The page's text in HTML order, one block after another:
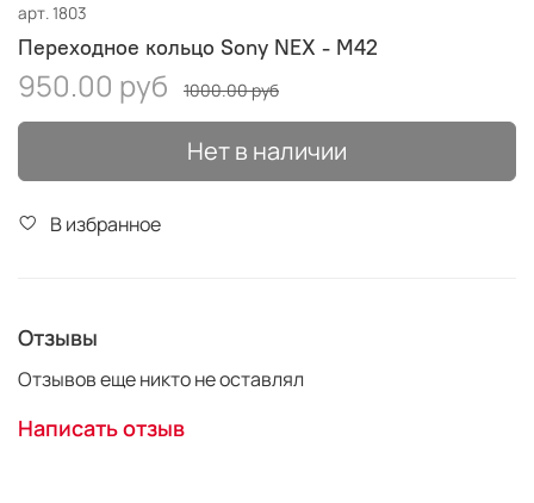
арт. 1803
Переходное кольцо Sony NEX - M42
950.00 руб 1000.00 руб
Нет в наличии
В избранное
Отзывы
Отзывов еще никто не оставлял
Написать отзыв